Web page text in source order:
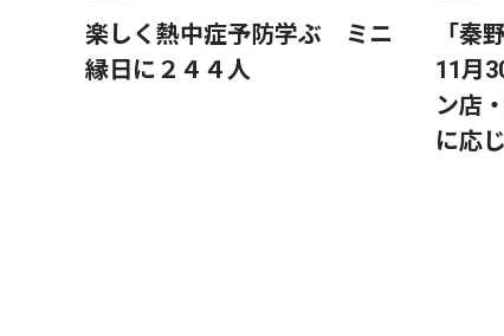
楽しく熱中症予防学ぶ ミニ
縁日に２４４人
「秦
11月
ン店
に応